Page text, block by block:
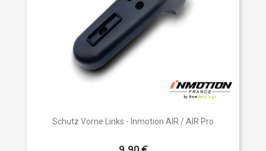
Schutz Vorne Links - Inmotion AIR / AIR Pro